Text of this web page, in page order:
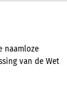
naamloze
van de Wet